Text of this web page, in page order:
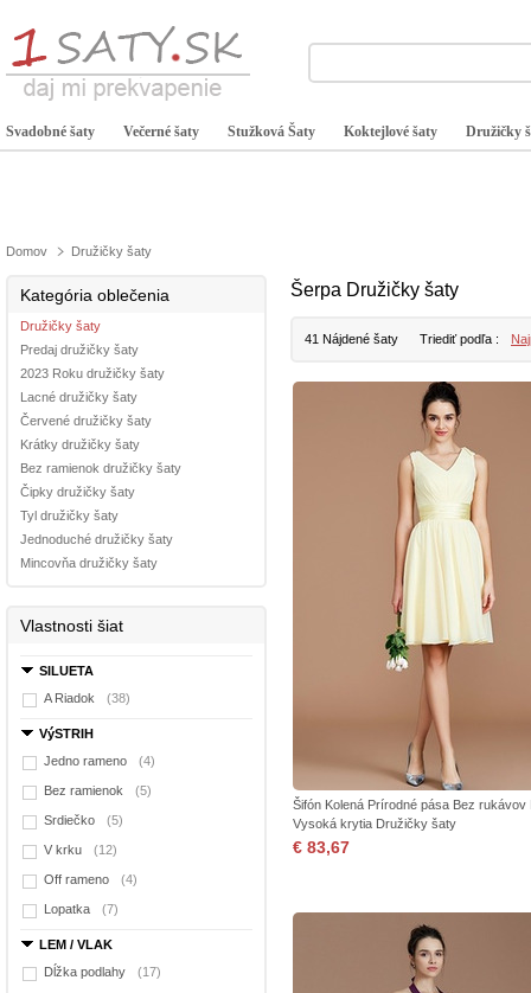
Svadobné šaty Večerné šaty Stužková Šaty Koktejlové šaty Družičky
Domov Družičky šaty
Kategória oblečenia
Družičky šaty
Predaj družičky šaty
2023 Roku družičky šaty
Lacné družičky šaty
Červené družičky šaty
Krátky družičky šaty
Bez ramienok družičky šaty
Čipky družičky šaty
Tyl družičky šaty
Jednoduché družičky šaty
Mincovňa družičky šaty
Vlastnosti šiat
SILUETA
A Riadok
(38)
VýSTRIH
Jedno rameno
(4)
Bez ramienok (5)
Srdiečko (5)
V krku (12)
Off rameno (4)
Lopatka (7)
LEM / VLAK
Dĺžka podlahy
(17)
Šerpa Družičky šaty
41 Nájdené šaty Triediť podľa :
Šifón Kolená Prírodné pása Bez rukávov
Vysoká krytia Družičky šaty
€ 83,67